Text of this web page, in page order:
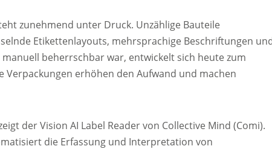
zunehmend unter Druck. Unzählige Bauteile
Etikettenlayouts, mehrsprachige Beschriftungen
beherrschbar war, entwickelt sich heute zum
Verpackungen erhöhen den Aufwand und machen
der Vision AI Label Reader von Collective Mind (Comi).
die Erfassung und Interpretation von